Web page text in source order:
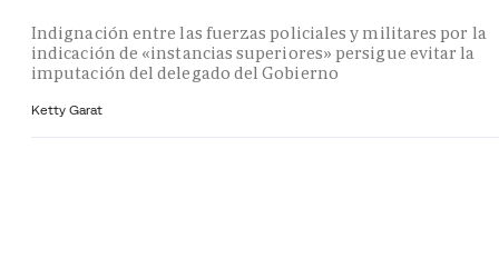
Indignación entre las fuerzas policiales y militares por la
indicación de «instancias superiores» persigue evitar la
imputación del delegado del Gobierno
Ketty Garat